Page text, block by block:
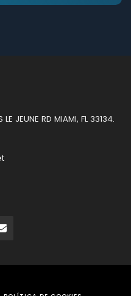
JEUNE RD MIAMI, FL 33134.